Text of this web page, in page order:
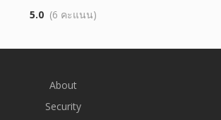
5.0 (6 คะแนน)
About
Security